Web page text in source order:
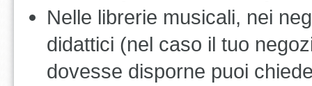
Nelle librerie musicali, nei
didattici (nel caso il tuo
dovesse disporne puoi